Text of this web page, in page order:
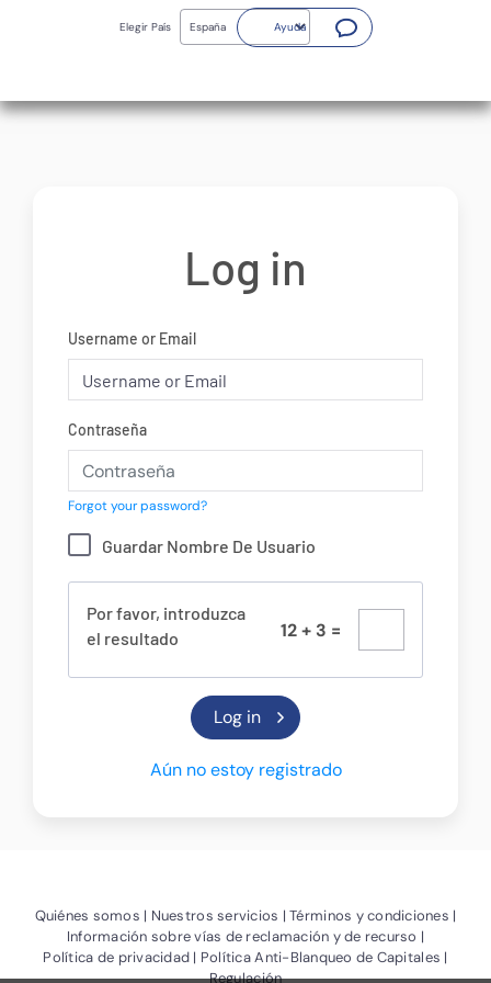
Elegir País Ayuda(Abrir nueva ventana)
Log in
Username or Email
Contraseña
Forgot your password?
Guardar Nombre De Usuario
Por favor, introduzca
el resultado
12+ 3 =
Aún no estoy registrado
Quiénes somos(Abrir nueva ventana)
Nuestros servicios (Abrir nueva ventana)
Términos y condiciones(Abrir
Información sobre vías de reclamación y de recurso (Abrir
Política de privacidad(Abrir nueva ventana)
Política Anti-Blanqueo de Capitales (Abrir
Regulación